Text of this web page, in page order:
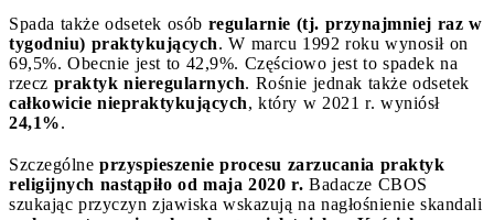
Spada także odsetek osób regularnie (tj. przynajmniej raz w
tygodniu) praktykujących. W marcu 1992 roku wynosił on
69,5%. Obecnie jest to 42,9%. Częściowo jest to spadek na
rzecz praktyk nieregularnych. Rośnie jednak także odsetek
całkowicie niepraktykujących, który w 2021 r. wyniósł
24,1%.
Szczególne przyspieszenie procesu zarzucania praktyk
religijnych nastąpiło od maja 2020 r. Badacze CBOS
szukając przyczyn zjawiska wskazują na nagłośnienie skandali